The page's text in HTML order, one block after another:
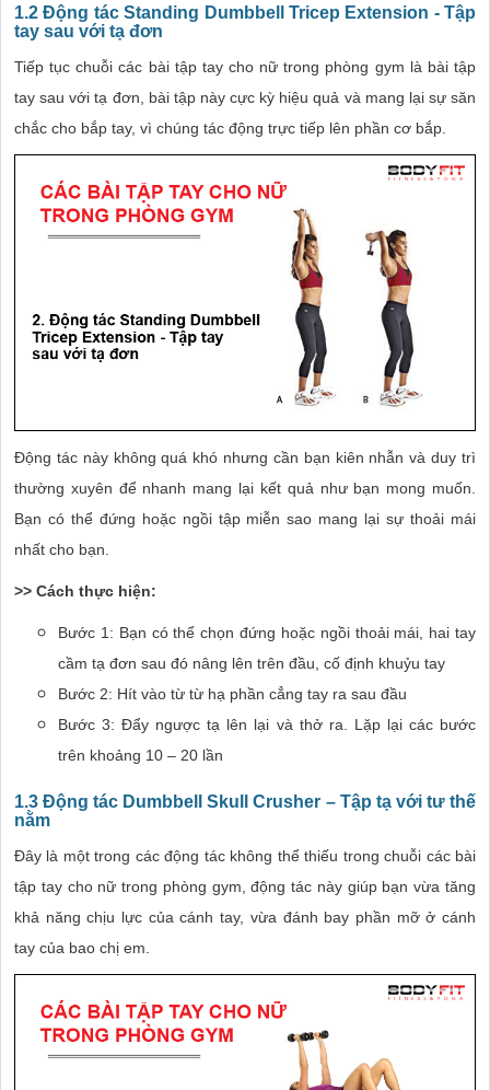
1.2 Động tác Standing Dumbbell Tricep Extension - Tập
tay sau với tạ đơn
Tiếp tục chuỗi các bài tập tay cho nữ trong phòng gym là bài tập
tay sau với tạ đơn, bài tập này cực kỳ hiệu quả và mang lại sự săn
chắc cho bắp tay, vì chúng tác động trực tiếp lên phần cơ bắp.
Động tác này không quá khó nhưng cần bạn kiên nhẫn và duy trì
thường xuyên để nhanh mang lại kết quả như bạn mong muốn.
Bạn có thể đứng hoặc ngồi tập miễn sao mang lại sự thoải mái
nhất cho bạn.
>> Cách thực hiện:
Bước 1: Bạn có thể chọn đứng hoặc ngồi thoải mái, hai tay
cầm tạ đơn sau đó nâng lên trên đầu, cố định khuỷu tay
Bước 2: Hít vào từ từ hạ phần cẳng tay ra sau đầu
Bước 3: Đẩy ngược tạ lên lại và thở ra. Lặp lại các bước
trên khoảng 10 – 20 lần
1.3 Động tác Dumbbell Skull Crusher – Tập tạ với tư thế
nằm
Đây là một trong các động tác không thể thiếu trong chuỗi các bài
tập tay cho nữ trong phòng gym, động tác này giúp bạn vừa tăng
khả năng chịu lực của cánh tay, vừa đánh bay phần mỡ ở cánh
tay của bao chị em.